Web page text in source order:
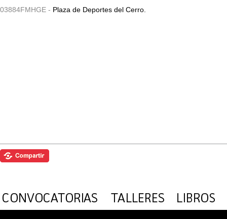
03884FMHGE - Plaza de Deportes del Cerro.